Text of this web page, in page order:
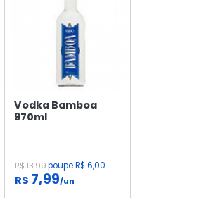
Vodka Bamboa
970ml
R$ 13,99poupe R$ 6,00
R$ 7,99/un